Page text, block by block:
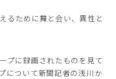
るために舞と会い、異性と
プに録画されたものを見て
について新聞記者の浅川か